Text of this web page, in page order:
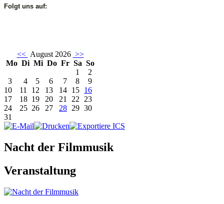
Folgt uns auf:
<< August 2026 >>
Mo Di Mi Do Fr Sa So
1
2
3
4 5 6 7 8
9
10
11 12 13 14 15 16
17
18 19 20 21 22 23
24
25 26 27 28 29 30
31
Nacht der Filmmusik
Veranstaltung